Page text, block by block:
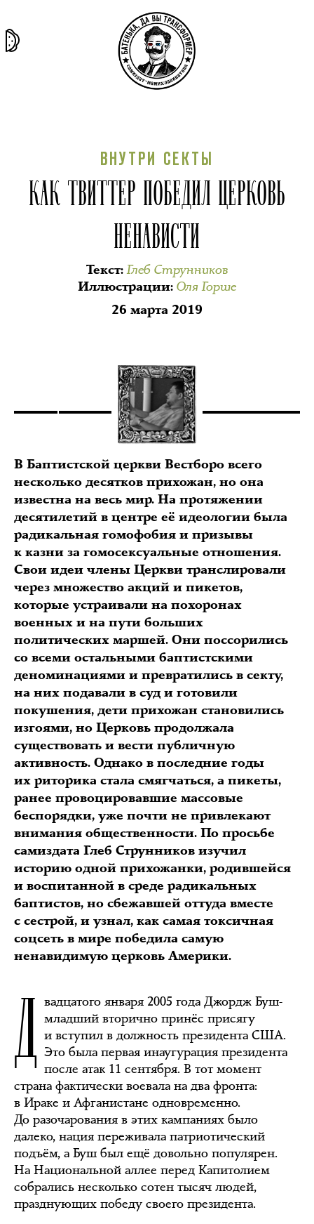
ВНУТРИ СЕКТЫ
КАК ТВИТТЕР ПОБЕДИЛ ЦЕРКОВЬ
НЕНАВИСТИ
Текст:Глеб Струнников
Иллюстрации: Оля Горше
26 марта 2019
В Баптистской церкви Вестборо всего
несколько десятков прихожан, но она
известна на весь мир. На протяжении
десятилетий в центре её идеологии была
радикальная гомофобия и призывы
к казни за гомосексуальные отношения.
Свои идеи члены Церкви транслировали
через множество акций и пикетов,
которые устраивали на похоронах
военных и на пути больших
политических маршей. Они поссорились
со всеми остальными баптистскими
деноминациями и превратились в секту,
на них подавали в суд и готовили
покушения, дети прихожан становились
изгоями, но Церковь продолжала
существовать и вести публичную
активность. Однако в последние годы
их риторика стала смягчаться, а пикеты,
ранее провоцировавшие массовые
беспорядки, уже почти не привлекают
внимания общественности. По просьбе
самиздата Глеб Струнников изучил
историю одной прихожанки, родившейся
и воспитанной в среде радикальных
баптистов, но сбежавшей оттуда вместе
с сестрой, и узнал, как самая токсичная
соцсеть в мире победила самую
ненавидимую церковь Америки.
Д вадцатого января 2005 года Джордж Буш-
младший вторично принёс присягу
и вступил в должность президента США.
Это была первая инаугурация президента
после атак 11 сентября. В тот момент
страна фактически воевала на два фронта:
в Ираке и Афганистане одновременно.
До разочарования в этих кампаниях было
далеко, нация переживала патриотический
подъём, а Буш был ещё довольно популярен.
На Национальной аллее перед Капитолием
собрались несколько сотен тысяч людей,
празднующих победу своего президента.